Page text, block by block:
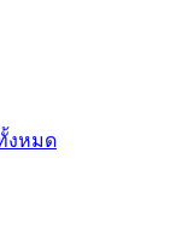
งหมด